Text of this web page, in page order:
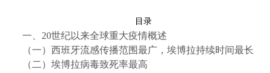
目录
一、20世纪以来全球重大疫情概述
（一）西班牙流感传播范围最广，埃博拉持续时间最长
（二）埃博拉病毒致死率最高